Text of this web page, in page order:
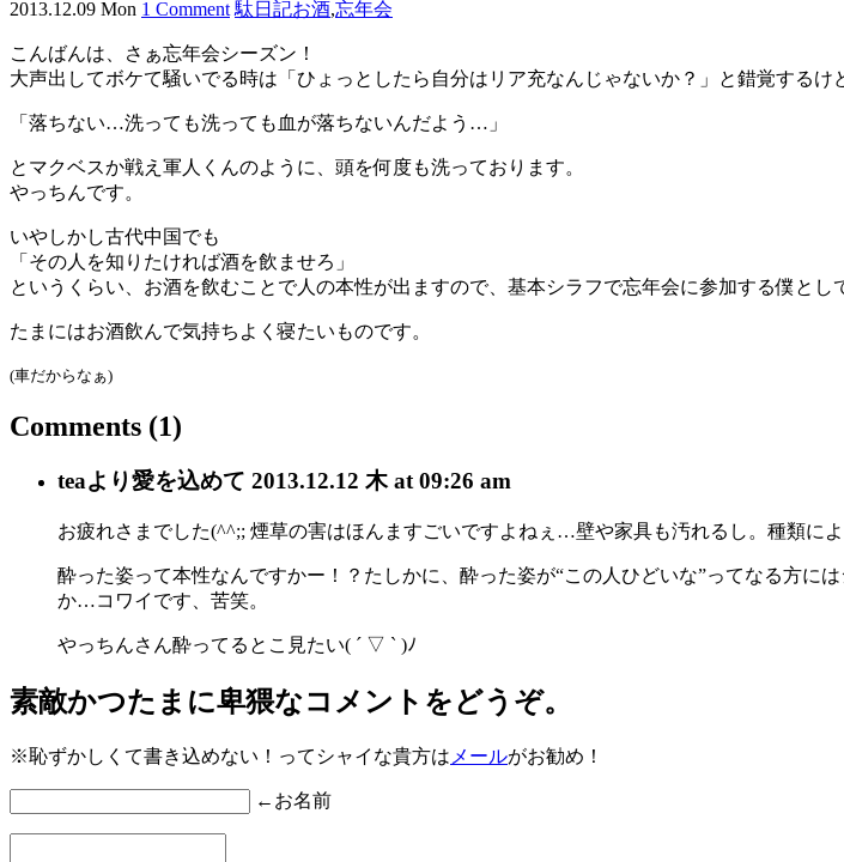
2013.12.09 Mon 1 Comment 駄日記お酒,忘年会
こんばんは、さぁ忘年会シーズン！
大声出してボケて騒いでる時は「ひょっとしたら自分はリア充なんじゃないか？」と錯覚する
「落ちない…洗っても洗っても血が落ちないんだよう…」
とマクベスか戦え軍人くんのように、頭を何度も洗っております。
やっちんです。
いやしかし古代中国でも
「その人を知りたければ酒を飲ませろ」
というくらい、お酒を飲むことで人の本性が出ますので、基本シラフで忘年会に参加する僕とし
たまにはお酒飲んで気持ちよく寝たいものです。
(車だからなぁ)
Comments (1)
teaより愛を込めて 2013.12.12 木 at 09:26 am
お疲れさまでした(^^;; 煙草の害はほんますごいですよねぇ…壁や家具も汚れるし。種類に
酔った姿って本性なんですかー！？たしかに、酔った姿が“この人ひどいな”ってなる方
か…コワイです、苦笑。
やっちんさん酔ってるとこ見たい( ´ ▽ ` )ﾉ
素敵かつたまに卑猥なコメントをどうぞ。
※恥ずかしくて書き込めない！ってシャイな貴方は メールがお勧め！
←お名前